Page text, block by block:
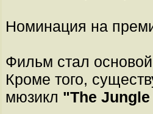
Номинация на
Фильм стал
Кроме того,
мюзикл "The